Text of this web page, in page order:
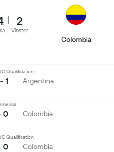
2
Vinster
Colombia
Qualification
1 Argentina
0 Colombia
Qualification
0 Colombia